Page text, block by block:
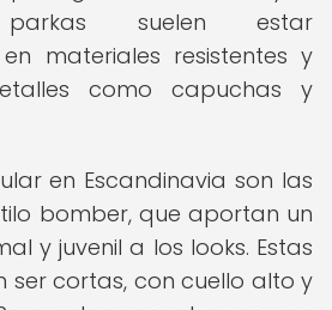
suelen estar
materiales resistentes y
como capuchas y
en Escandinavia son las
bomber, que aportan un
y juvenil a los looks. Estas
ser cortas, con cuello alto y